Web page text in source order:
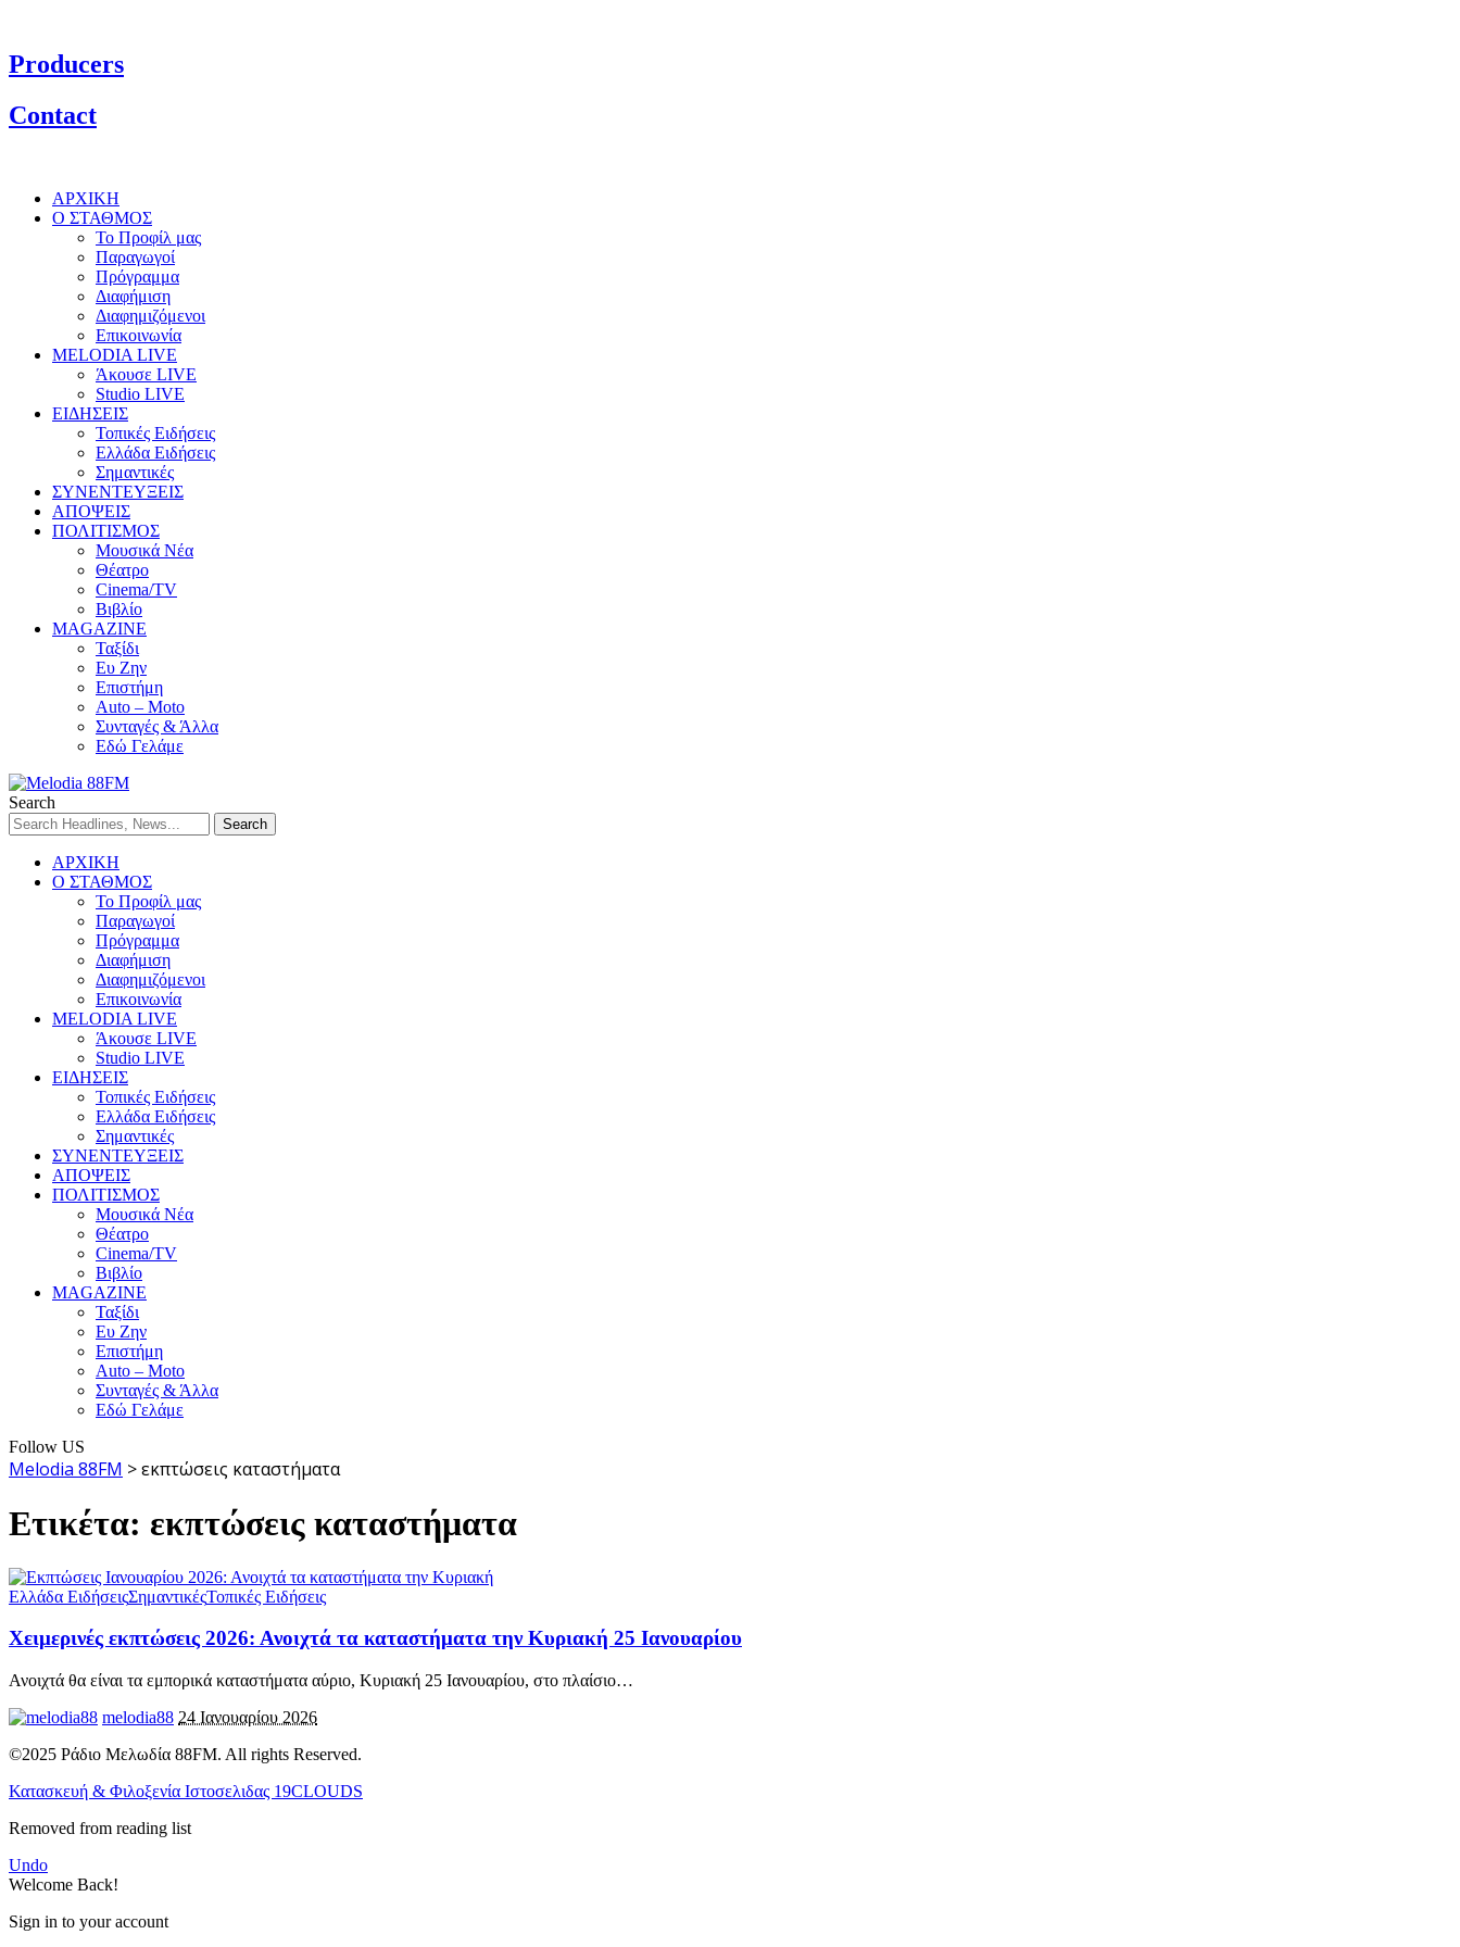
Producers
Contact
ΑΡΧΙΚΗ
Ο ΣΤΑΘΜΟΣ
Το Προφίλ μας
Παραγωγοί
Πρόγραμμα
Διαφήμιση
Διαφημιζόμενοι
Επικοινωνία
MELODIA LIVE
Άκουσε LIVE
Studio LIVE
ΕΙΔΗΣΕΙΣ
Τοπικές Ειδήσεις
Ελλάδα Ειδήσεις
Σημαντικές
ΣΥΝΕΝΤΕΥΞΕΙΣ
ΑΠΟΨΕΙΣ
ΠΟΛΙΤΙΣΜΟΣ
Μουσικά Νέα
Θέατρο
Cinema/TV
Βιβλίο
MAGAZINE
Ταξίδι
Ευ Ζην
Επιστήμη
Auto – Moto
Συνταγές & Άλλα
Εδώ Γελάμε
Search
ΑΡΧΙΚΗ
Ο ΣΤΑΘΜΟΣ
Το Προφίλ μας
Παραγωγοί
Πρόγραμμα
Διαφήμιση
Διαφημιζόμενοι
Επικοινωνία
MELODIA LIVE
Άκουσε LIVE
Studio LIVE
ΕΙΔΗΣΕΙΣ
Τοπικές Ειδήσεις
Ελλάδα Ειδήσεις
Σημαντικές
ΣΥΝΕΝΤΕΥΞΕΙΣ
ΑΠΟΨΕΙΣ
ΠΟΛΙΤΙΣΜΟΣ
Μουσικά Νέα
Θέατρο
Cinema/TV
Βιβλίο
MAGAZINE
Ταξίδι
Ευ Ζην
Επιστήμη
Auto – Moto
Συνταγές & Άλλα
Εδώ Γελάμε
Follow US
Melodia 88FM >εκπτώσεις καταστήματα
Ετικέτα: εκπτώσεις καταστήματα
Ελλάδα ΕιδήσειςΣημαντικέςΤοπικές Ειδήσεις
Χειμερινές εκπτώσεις 2026: Ανοιχτά τα καταστήματα την Κυριακή 25 Ιανουαρίου
Ανοιχτά θα είναι τα εμπορικά καταστήματα αύριο, Κυριακή 25 Ιανουαρίου, στο πλαίσιο…
melodia88 24 Ιανουαρίου 2026
©2025 Ράδιο Μελωδία 88FM. All rights Reserved.
Κατασκευή & Φιλοξενία Ιστοσελιδας 19CLOUDS
Removed from reading list
Undo
Welcome Back!
Sign in to your account